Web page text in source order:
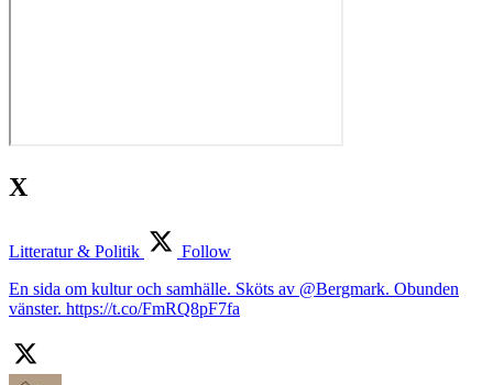
X
Litteratur & Politik
Follow
En sida om kultur och samhälle. Sköts av @Bergmark. Obunden
vänster. https://t.co/FmRQ8pF7fa